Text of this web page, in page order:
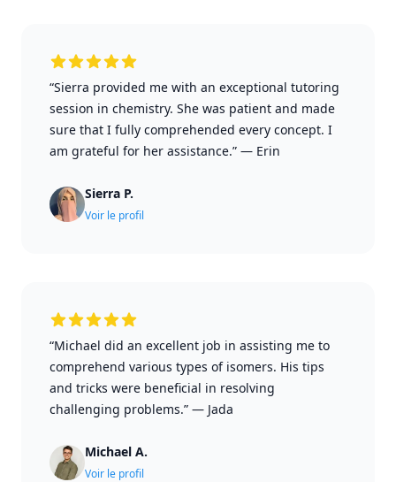
“Sierra provided me with an exceptional tutoring
session in chemistry. She was patient and made
sure that I fully comprehended every concept. I
am grateful for her assistance.” — Erin
Sierra P.
Voir le profil
“Michael did an excellent job in assisting me to
comprehend various types of isomers. His tips
and tricks were beneficial in resolving
challenging problems.” — Jada
Michael A.
Voir le profil